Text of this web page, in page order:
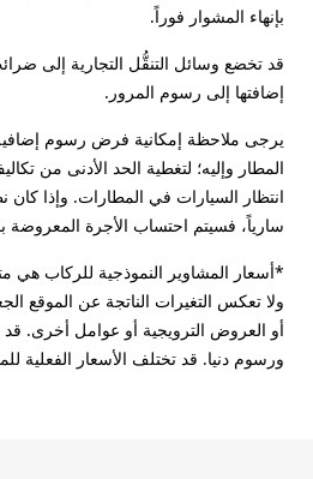
بإنهاء المشوار فوراً.
قد تخضع وسائل التنقُّل التجارية إلى
إضافتها إلى رسوم المرور.
يرجى ملاحظة إمكانية فرض رسوم
المطار وإليه؛ لتغطية الحد الأدنى من
انتظار السيارات في المطارات. وإذا كان
سارياً، فسيتم احتساب الأجرة المعروضة
ولا تعكس التغيرات الناتجة عن الموقع
أو العروض الترويجية أو عوامل أخرى. قد
ورسوم دنيا. قد تختلف الأسعار الفعلية